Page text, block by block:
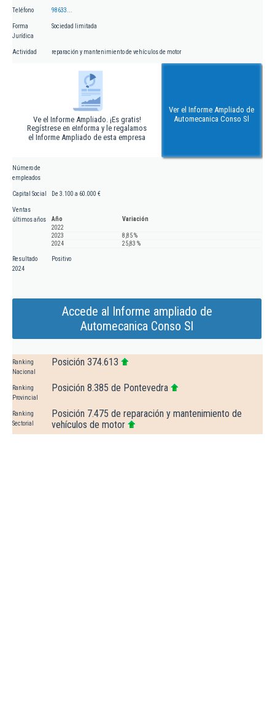
Teléfono 98633...
Forma
Jurídica
Sociedad limitada
Actividad reparación y mantenimiento de vehículos de motor
Ve el Informe Ampliado. ¡Es gratis!
Regístrese en eInforma y le regalamos
el Informe Ampliado de esta empresa
Ver el Informe Ampliado de
Automecanica Conso Sl
Número de
empleados
Capital Social De 3.100 a 60.000 €
Ventas
últimos años
Año
Variación
2022
2023
8,85 %
2024
25,83 %
Resultado
2024
Positivo
Accede al Informe ampliado de
Automecanica Conso Sl
Ranking
Nacional
Posición 374.613
Ranking
Provincial
Posición 8.385 de Pontevedra
Ranking
Sectorial
Posición 7.475 de reparación y mantenimiento de
vehículos de motor